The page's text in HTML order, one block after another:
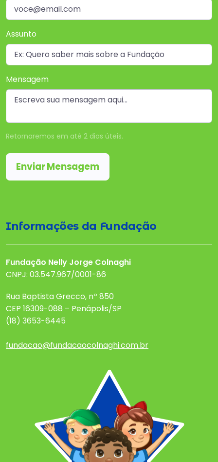
Assunto
Mensagem
Retornaremos em até 2 dias úteis.
Enviar Mensagem
Informações da Fundação
Fundação Nelly Jorge Colnaghi
CNPJ: 03.547.967/0001-86
Rua Baptista Grecco, nº 850
CEP 16309-088 – Penápolis/SP
(18) 3653-6445
fundacao@fundacaocolnaghi.com.br